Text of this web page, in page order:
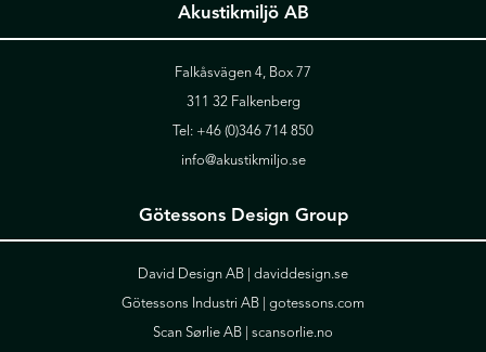
Akustikmiljö AB
Falkåsvägen 4, Box 77
311 32 Falkenberg
Tel: +46 (0)346 714 850
info@akustikmiljo.se
Götessons Design Group
David Design AB | daviddesign.se
Götessons Industri AB | gotessons.com
Scan Sørlie AB | scansorlie.no